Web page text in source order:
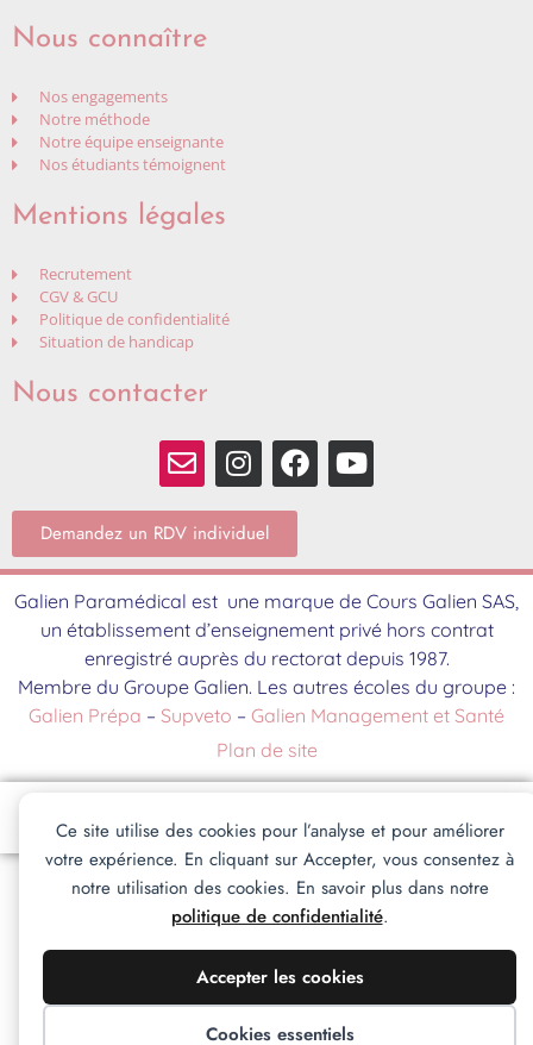
Ce site utilise des cookies pour l’analyse et pour améliorer
votre expérience. En cliquant sur Accepter, vous consentez à
notre utilisation des cookies. En savoir plus dans notre
politique de confidentialité.
Accepter les cookies
Cookies essentiels
Nous connaître
Nos engagements
Notre méthode
Notre équipe enseignante
Nos étudiants témoignent
Mentions légales
Recrutement
CGV & GCU
Politique de confidentialité
Situation de handicap
Nous contacter
Demandez un RDV individuel
Galien Paramédical est une marque de Cours Galien SAS,
un établissement d’enseignement privé hors contrat
enregistré auprès du rectorat depuis 1987.
Membre du Groupe Galien. Les autres écoles du groupe :
Galien Prépa – Supveto – Galien Management et Santé
Plan de site
Contact Brochure S'inscrire Événements